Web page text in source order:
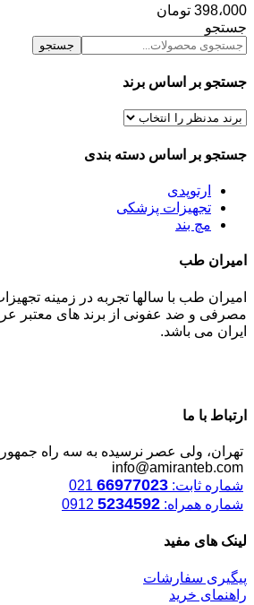
398،000 تومان
جستجو
جستجو
جستجو بر اساس برند
جستجو بر اساس دسته بندی
ارتوپدی
تجهیزات پزشکی
مچ بند
امیران طب
امیران طب با سالها تجربه در زمینه
مصرفی و ضد عفونی از برند های معتبر
ایران می باشد.
ارتباط با ما
تهران، ولی عصر نرسیده به سه راه جمهوری
info@amiranteb.com
شماره ثابت: 66977023
شماره همراه: 5234592
لینک های مفید
پیگیری سفارشات
راهنمای خرید